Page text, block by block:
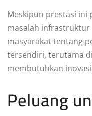
Meskipun prestasi ini
masalah infrastruktur
masyarakat tentang
tersendiri, terutama
membutuhkan
Peluang